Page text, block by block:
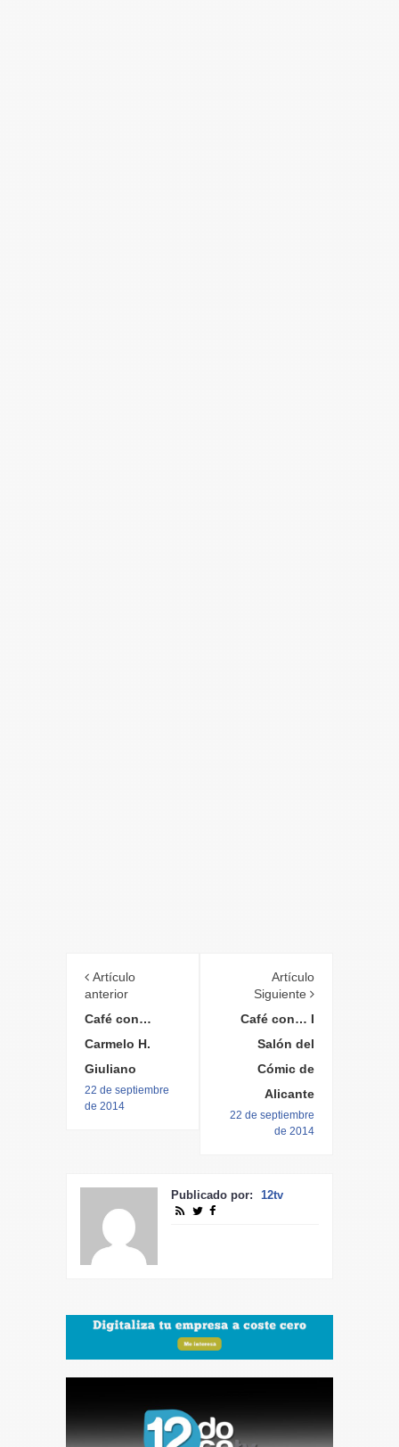
Artículo
anterior
Café con…
Carmelo H.
Giuliano
22 de septiembre
de 2014
Artículo
Siguiente
Café con… I
Salón del
Cómic de
Alicante
22 de septiembre
de 2014
Publicado por: 12tv